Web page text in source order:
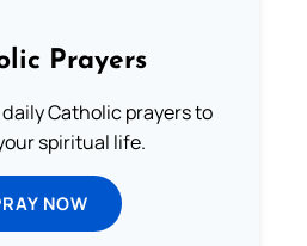
Prayers
Catholic prayers to
spiritual life.
NOW